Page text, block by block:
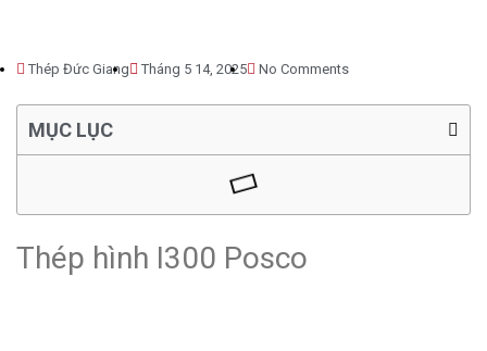
Thép Đức Giang Tháng 5 14, 2025 No Comments
MỤC LỤC
Thép hình I300 Posco